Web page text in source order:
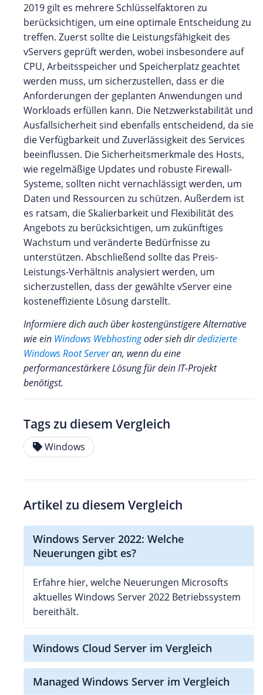
2019 gilt es mehrere Schlüsselfaktoren zu
berücksichtigen, um eine optimale Entscheidung zu
treffen. Zuerst sollte die Leistungsfähigkeit des
vServers geprüft werden, wobei insbesondere auf
CPU, Arbeitsspeicher und Speicherplatz geachtet
werden muss, um sicherzustellen, dass er die
Anforderungen der geplanten Anwendungen und
Workloads erfüllen kann. Die Netzwerkstabilität und
Ausfallsicherheit sind ebenfalls entscheidend, da sie
die Verfügbarkeit und Zuverlässigkeit des Services
beeinflussen. Die Sicherheitsmerkmale des Hosts,
wie regelmäßige Updates und robuste Firewall-
Systeme, sollten nicht vernachlässigt werden, um
Daten und Ressourcen zu schützen. Außerdem ist
es ratsam, die Skalierbarkeit und Flexibilität des
Angebots zu berücksichtigen, um zukünftiges
Wachstum und veränderte Bedürfnisse zu
unterstützen. Abschließend sollte das Preis-
Leistungs-Verhältnis analysiert werden, um
sicherzustellen, dass der gewählte vServer eine
kosteneffiziente Lösung darstellt.
Informiere dich auch über kostengünstigere Alternative
wie ein Windows Webhostingoder sieh dirdedizierte
Windows Root Serveran, wenn du eine
performancestärkere Lösung für dein IT-Projekt
benötigst.
Tags zu diesem Vergleich
Windows
Artikel zu diesem Vergleich
Windows Server 2022: Welche
Neuerungen gibt es?
Erfahre hier, welche Neuerungen Microsofts
aktuelles Windows Server 2022 Betriebssystem
bereithält.
Windows Cloud Server im Vergleich
Managed Windows Server im Vergleich